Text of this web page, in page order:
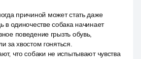
причиной может стать даже
в одиночестве собака начинает
поведение грызть обувь,
за хвостом гоняться.
что собаки не испытывают чувства